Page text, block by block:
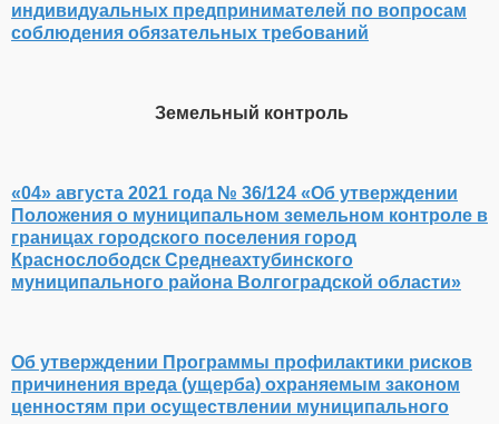
индивидуальных предпринимателей по вопросам
соблюдения обязательных требований
Земельный контроль
«04» августа 2021 года № 36/124 «Об утверждении
Положения о муниципальном земельном контроле в
границах городского поселения город
Краснослободск Среднеахтубинского
муниципального района Волгоградской области»
Об утверждении Программы профилактики рисков
причинения вреда (ущерба) охраняемым законом
ценностям при осуществлении муниципального